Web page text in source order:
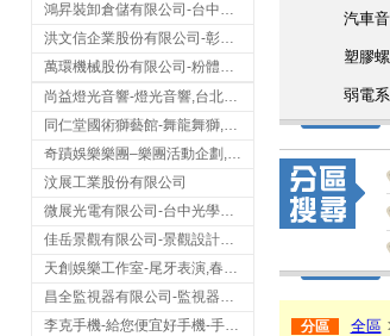
鴻昇裝卸倉儲有限公司-台中貨櫃裝卸
洪文信企業股份有限公司-彰化鋅合金鑄造,彰化五金加工,彰化五金配件
萬環機械股份有限公司-粉體塗裝設備,輸送機,輸送機設備,台南輸送機
尚益燈光音響-燈光音響,台北燈光音響,台北燈光音響出租
同仁堂國術獅藝館-舞龍舞獅,台中舞龍舞獅
奇蹟娛樂樂團–樂團活動企劃,台中樂團表演,台中婚禮樂團
汶展工業股份有限公司
微展光電有限公司-台中光學鍍膜,optical filter taiwan,台灣光學鍍膜
佳岳景觀有限公司-景觀設計公司,台北景觀設計,台北景觀工程,中山區景觀設計
天創娛樂工作室-尾牙表演,春酒表演,板橋尾牙表演
昌全監視器有限公司-監視器安裝,高雄監視器安裝,鳳山區監視器安裝
李克手機-給您便宜好手機-手機收購,屏東手機收購
汽車
塑膠
弱電
分區 全區